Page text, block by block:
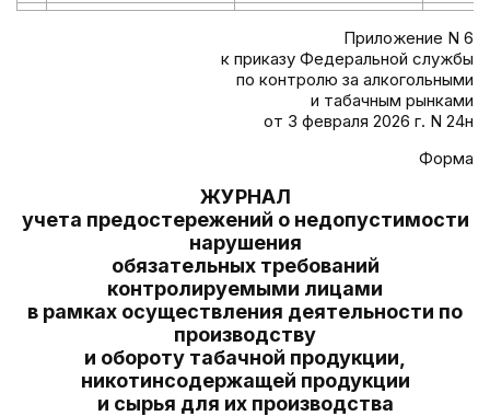
Приложение N 6
к приказу Федеральной службы
по контролю за алкогольными
и табачным рынками
от 3 февраля 2026 г. N 24н
Форма
ЖУРНАЛ
учета предостережений о недопустимости
нарушения
обязательных требований
контролируемыми лицами
в рамках осуществления деятельности по
производству
и обороту табачной продукции,
никотинсодержащей продукции
и сырья для их производства